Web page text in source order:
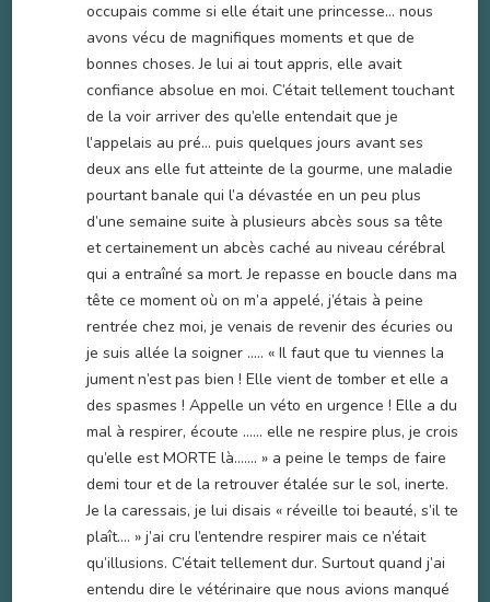
occupais comme si elle était une princesse… nous
avons vécu de magnifiques moments et que de
bonnes choses. Je lui ai tout appris, elle avait
confiance absolue en moi. C’était tellement touchant
de la voir arriver des qu’elle entendait que je
l’appelais au pré… puis quelques jours avant ses
deux ans elle fut atteinte de la gourme, une maladie
pourtant banale qui l’a dévastée en un peu plus
d’une semaine suite à plusieurs abcès sous sa tête
et certainement un abcès caché au niveau cérébral
qui a entraîné sa mort. Je repasse en boucle dans ma
tête ce moment où on m’a appelé, j’étais à peine
rentrée chez moi, je venais de revenir des écuries ou
je suis allée la soigner ….. « Il faut que tu viennes la
jument n’est pas bien ! Elle vient de tomber et elle a
des spasmes ! Appelle un véto en urgence ! Elle a du
mal à respirer, écoute …… elle ne respire plus, je crois
qu’elle est MORTE là……. » a peine le temps de faire
demi tour et de la retrouver étalée sur le sol, inerte.
Je la caressais, je lui disais « réveille toi beauté, s’il te
plaît…. » j’ai cru l’entendre respirer mais ce n’était
qu’illusions. C’était tellement dur. Surtout quand j’ai
entendu dire le vétérinaire que nous avions manqué